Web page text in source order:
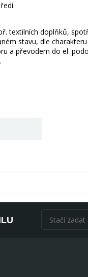
textilních doplňků,
stavu, dle
a převodem do el.